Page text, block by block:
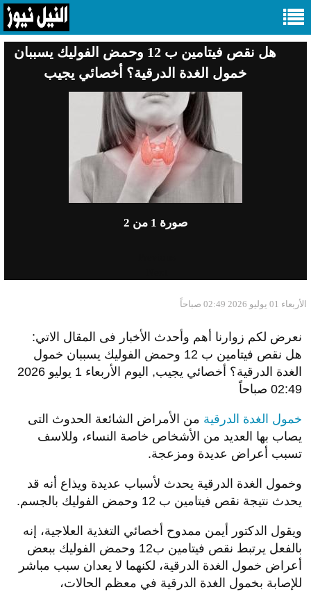
هل نقص فيتامين ب 12 وحمض الفوليك يسببان
خمول الغدة الدرقية؟ أخصائي يجيب
صورة 1 من 2
الأربعاء 01 يوليو 2026 02:49 صباحاً
نعرض لكم زوارنا أهم وأحدث الأخبار فى المقال الاتي:
هل نقص فيتامين ب 12 وحمض الفوليك يسببان خمول
الغدة الدرقية؟ أخصائي يجيب, اليوم الأربعاء 1 يوليو 2026
02:49 صباحاً
خمول الغدة الدرقية من الأمراض الشائعة الحدوث التى
يصاب بها العديد من الأشخاص خاصة النساء، وللاسف
تسبب أعراض عديدة ومزعجة.
وخمول الغدة الدرقية يحدث لأسباب عديدة ويذاع أنه قد
يحدث نتيجة نقص فيتامين ب 12 وحمض الفوليك بالجسم.
ويقول الدكتور أيمن ممدوح أخصائي التغذية العلاجية، إنه
بالفعل يرتبط نقص فيتامين ب12 وحمض الفوليك ببعض
أعراض خمول الغدة الدرقية، لكنهما لا يعدان سبب مباشر
للإصابة بخمول الغدة الدرقية في معظم الحالات،